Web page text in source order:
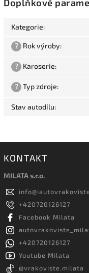
Doplňkové
Kategorie:
? Rok výroby:
? Karoserie:
? Typ zdroje:
Stav autodílu:
KONTAKT
MILATA s.r.o.
info@
+420720126127
Facebook Milata
+420720126127
Youtube Milata
@vrakoviste.milata